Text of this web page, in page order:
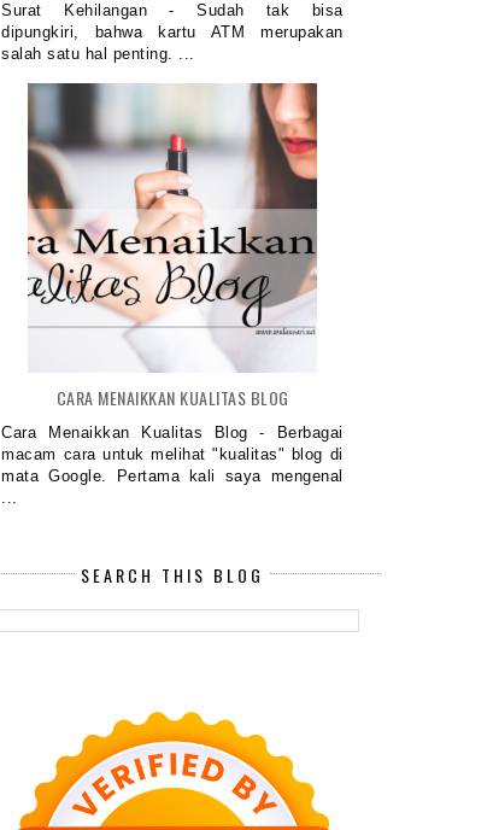
Surat Kehilangan - Sudah tak bisa
dipungkiri, bahwa kartu ATM merupakan
salah satu hal penting. ...
CARA MENAIKKAN KUALITAS BLOG
Cara Menaikkan Kualitas Blog - Berbagai
macam cara untuk melihat "kualitas" blog di
mata Google. Pertama kali saya mengenal
...
SEARCH THIS BLOG